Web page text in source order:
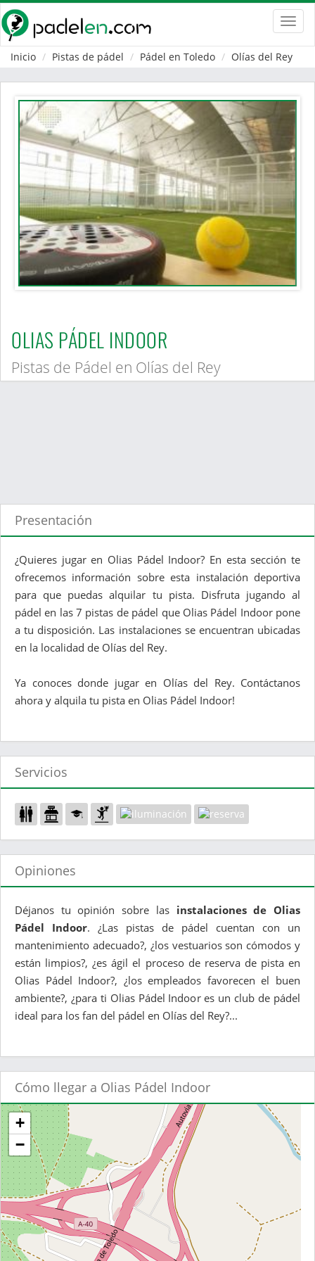
Inicio
Pistas de pádel Pádel en Toledo Olías del Rey
OLIAS PÁDEL INDOOR
Pistas de Pádel en Olías del Rey
Presentación
¿Quieres jugar en Olias Pádel Indoor? En esta sección te
ofrecemos información sobre esta instalación deportiva
para que puedas alquilar tu pista. Disfruta jugando al
pádel en las 7 pistas de pádel que Olias Pádel Indoor pone
a tu disposición. Las instalaciones se encuentran ubicadas
en la localidad de Olías del Rey.
Ya conoces donde jugar en Olías del Rey. Contáctanos
ahora y alquila tu pista en Olias Pádel Indoor!
Servicios
Opiniones
Déjanos tu opinión sobre las instalaciones de Olias
Pádel Indoor. ¿Las pistas de pádel cuentan con un
mantenimiento adecuado?, ¿los vestuarios son cómodos y
están limpios?, ¿es ágil el proceso de reserva de pista en
Olias Pádel Indoor?, ¿los empleados favorecen el buen
ambiente?, ¿para ti Olias Pádel Indoor es un club de pádel
ideal para los fan del pádel en Olías del Rey?...
Cómo llegar a Olias Pádel Indoor
+
−